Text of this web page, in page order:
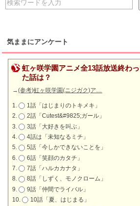
気ままにアンケート
虹ヶ咲学園アニメ全13話放送終わ
た話は？
→(参考)虹ヶ咲学園(ニジガク)ア…
1話「はじまりのトキメキ」
2話「Cutest&#9825;ガール」
3話「大好きを叫ぶ」
4話は「未知なるミチ」
5話「今しかできないことを」
6話「笑顔のカタチ」
7話「ハルカカナタ」
8話「しずく、モノクローム」
9話「仲間でライバル」
10話「夏、はじまる」